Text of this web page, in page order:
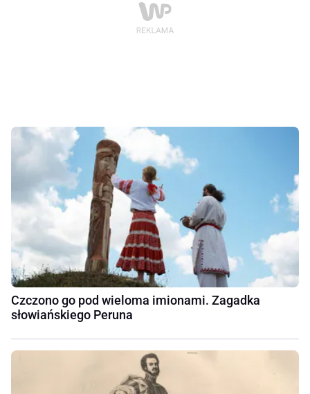
Czczono go pod wieloma imionami. Zagadka
słowiańskiego Peruna